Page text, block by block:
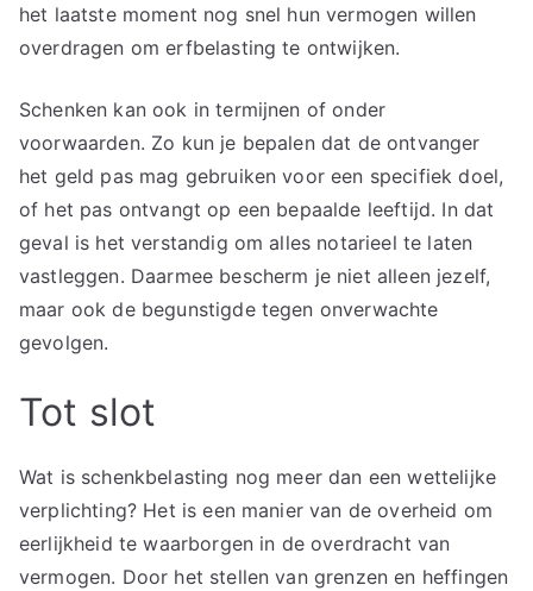
het laatste moment nog snel hun vermogen willen
overdragen om erfbelasting te ontwijken.
Schenken kan ook in termijnen of onder
voorwaarden. Zo kun je bepalen dat de ontvanger
het geld pas mag gebruiken voor een specifiek doel,
of het pas ontvangt op een bepaalde leeftijd. In dat
geval is het verstandig om alles notarieel te laten
vastleggen. Daarmee bescherm je niet alleen jezelf,
maar ook de begunstigde tegen onverwachte
gevolgen.
Tot slot
Wat is schenkbelasting nog meer dan een wettelijke
verplichting? Het is een manier van de overheid om
eerlijkheid te waarborgen in de overdracht van
vermogen. Door het stellen van grenzen en heffingen